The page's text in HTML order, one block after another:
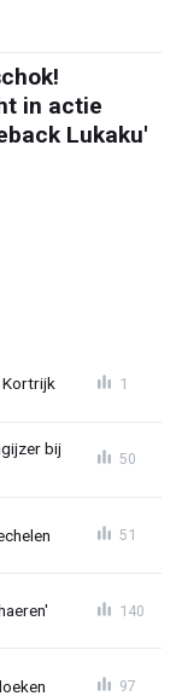
in actie
Lukaku'
Kortrijk 1
bij
50
51
140
97